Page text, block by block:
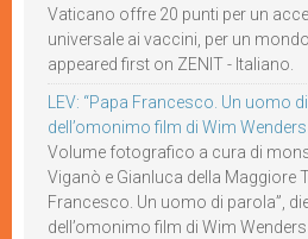
Vaticano offre 20 punti per un
universale ai vaccini, per un
appeared first on ZENIT - Italiano.
LEV: “Papa Francesco. Un uomo
dell’omonimo film di Wim Wenders
Volume fotografico a cura di
Viganò e Gianluca della Maggiore
Francesco. Un uomo di parola”,
dell’omonimo film di Wim